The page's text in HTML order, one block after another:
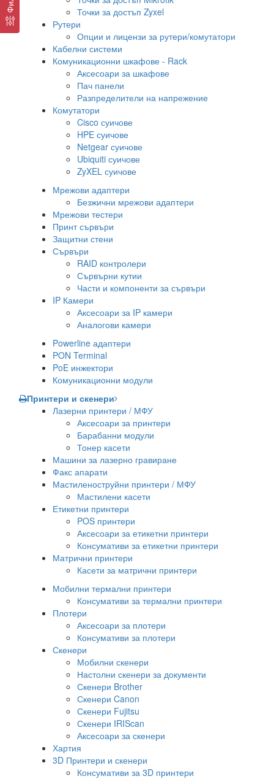
Точки за достъп Zyxel
Рутери
Опции и лицензи за рутери/комутатори
Кабелни системи
Комуникационни шкафове - Rack
Аксесоари за шкафове
Пач панели
Разпределители на напрежение
Комутатори
Cisco суичове
HPE суичове
Netgear суичове
Ubiquiti суичове
ZyXEL суичове
Мрежови адаптери
Безжични мрежови адаптери
Мрежови тестери
Принт сървъри
Защитни стени
Сървъри
RAID контролери
Сървърни кутии
Части и компоненти за сървъри
IP Камери
Аксесоари за IP камери
Аналогови камери
Powerline адаптери
PON Terminal
PoE инжектори
Комуникационни модули
Принтери и скенери
Лазерни принтери / МФУ
Аксесоари за принтери
Барабанни модули
Тонер касети
Машини за лазерно гравиране
Факс апарати
Мастиленоструйни принтери / МФУ
Мастилени касети
Етикетни принтери
POS принтери
Аксесоари за етикетни принтери
Консумативи за етикетни принтери
Матрични принтери
Касети за матрични принтери
Мобилни термални принтери
Консумативи за термални принтери
Плотери
Аксесоари за плотери
Консумативи за плотери
Скенери
Мобилни скенери
Настолни скенери за документи
Скенери Brother
Скенери Canon
Скенери Fujitsu
Скенери IRIScan
Аксесоари за скенери
Хартия
3D Принтери и скенери
Консумативи за 3D принтери